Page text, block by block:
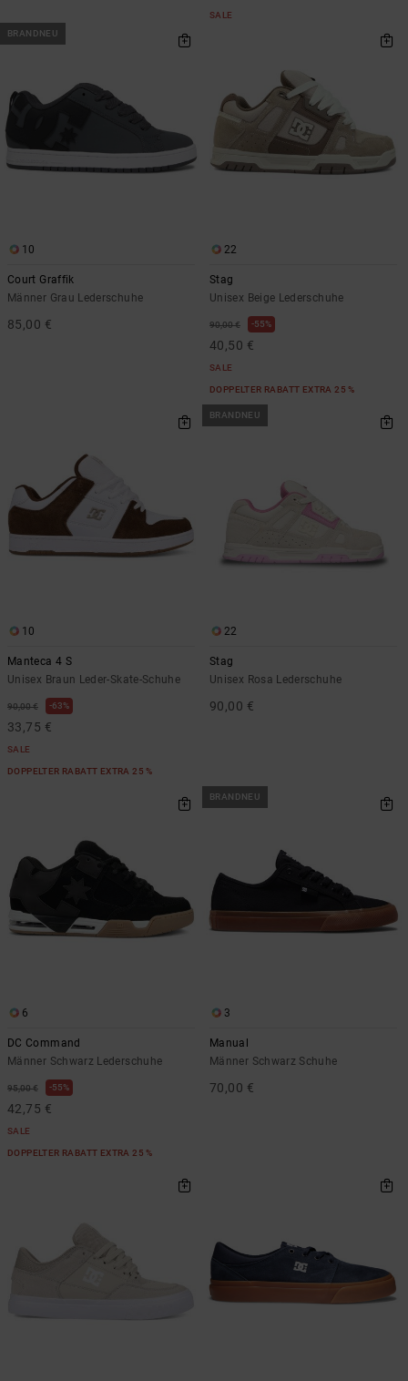
SALE
BRANDNEU
10
Court Graffik
Männer Grau Lederschuhe
85,00 €
22
Stag
Unisex Beige Lederschuhe
90,00 € 55%
40,50 €
SALE
DOPPELTER RABATT EXTRA 25 %
10
Manteca 4 S
Unisex Braun Leder-Skate-Schuhe
90,00 € 63%
33,75 €
SALE
DOPPELTER RABATT EXTRA 25 %
BRANDNEU
22
Stag
Unisex Rosa Lederschuhe
90,00 €
6
DC Command
Männer Schwarz Lederschuhe
95,00 € 55%
42,75 €
SALE
DOPPELTER RABATT EXTRA 25 %
BRANDNEU
3
Manual
Männer Schwarz Schuhe
70,00 €